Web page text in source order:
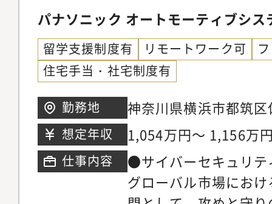
えます・最先端の技
ローバル標準のセキ
的に磨き続けること
プレベルのセキュリ
を目指すあなたを、
（CISSP、情報処理
社内教育制度で全面
す。・あなたの専門
実な実務推進力が、
21434等）や標準に
ティ関連のルール作
者への啓発活動の企
監査実務への参画2)
を発揮し、最適なソ
します。)3)カーメー
製品セキュリティの
情報共有、意見調整
体的な仕事内容・製
パナソニック オートモーティブシス
留学支援制度有 リモートワーク可
住宅手当・社宅制度有
勤務地 神奈川県横浜市都筑
想定年収 1,054万円～ 1,156万
仕事内容
●サイバーセキュリテ
グローバル市場にお